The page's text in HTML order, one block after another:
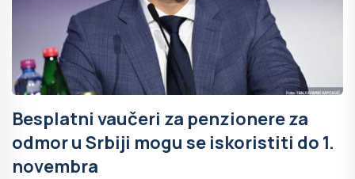
Besplatni vaučeri za penzionere za
odmor u Srbiji mogu se iskoristiti do 1.
novembra